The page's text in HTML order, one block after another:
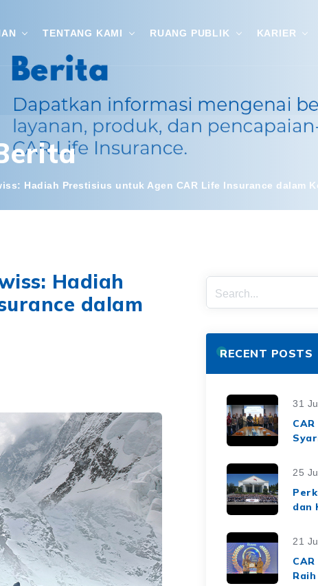
TENTANG KAMI RUANG PUBLIK KARIER
Hadiah Prestisius untuk Agen CAR Life Insurance dalam
Hadiah
dalam
RECENT POSTS
31
25
dan
21